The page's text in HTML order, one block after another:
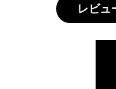
レビュ